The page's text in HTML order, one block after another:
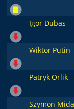
Igor Dubas
Wiktor Putin
Patryk Orlik
Szymon Mida